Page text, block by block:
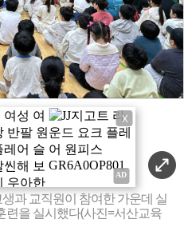
X
과 교직원이 참여한 가운데 실
련을 실시했다(사진=서산교육